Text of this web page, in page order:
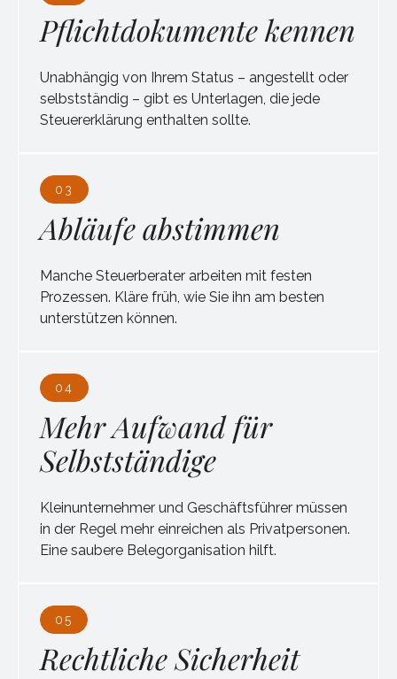
Pflichtdokumente kennen
Unabhängig von Ihrem Status – angestellt oder
selbstständig – gibt es Unterlagen, die jede
Steuererklärung enthalten sollte.
03
Abläufe abstimmen
Manche Steuerberater arbeiten mit festen
Prozessen. Kläre früh, wie Sie ihn am besten
unterstützen können.
04
Mehr Aufwand für
Selbstständige
Kleinunternehmer und Geschäftsführer müssen
in der Regel mehr einreichen als Privatpersonen.
Eine saubere Belegorganisation hilft.
05
Rechtliche Sicherheit